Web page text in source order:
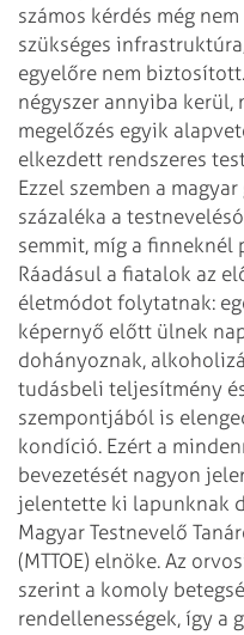
számos kérdés még
szükséges
egyelőre nem
négyszer annyiba kerül,
megelőzés egyik
elkezdett rendszeres
Ezzel szemben a
százaléka a
semmit, míg a
Ráadásul a fiatalok az
életmódot folytatnak:
képernyő előtt ülnek
dohányoznak,
tudásbeli teljesítmény
szempontjából is
kondíció. Ezért a
bevezetését nagyon
jelentette ki lapunknak
Magyar Testnevelő
(MTTOE) elnöke. Az
szerint a komoly
rendellenességek, így a